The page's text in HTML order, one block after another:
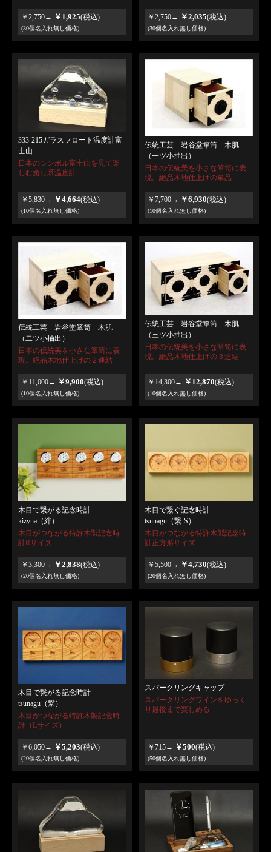
￥2,750→ ￥1,925(税込)
(30個名入れ無し価格)
￥2,750→ ￥2,035(税込)
(30個名入れ無し価格)
333-215ガラスフロート温度計富
士山
日本のシンボル富士山を見て楽
しむ癒し系温度計
￥5,830→ ￥4,664(税込)
(10個名入れ無し価格)
伝統工芸 岩谷堂箪笥 木肌
（一ツ小抽出）
日本の伝統美を小さな箪笥に表
現。絶品木地仕上げの単品
￥7,700→ ￥6,930(税込)
(10個名入れ無し価格)
伝統工芸 岩谷堂箪笥 木肌
（二ツ小抽出）
日本の伝統美を小さな箪笥に表
現。絶品木地仕上げの２連結
￥11,000→ ￥9,900(税込)
(10個名入れ無し価格)
伝統工芸 岩谷堂箪笥 木肌
（三ツ小抽出）
日本の伝統美を小さな箪笥に表
現。絶品木地仕上げの３連結
￥14,300→ ￥12,870(税込)
(10個名入れ無し価格)
木目で繋がる記念時計
kizyna（絆）
木目がつながる特許木製記念時
計Rサイズ
￥3,300→ ￥2,838(税込)
(20個名入れ無し価格)
木目で繋ぐ記念時計
tsunagu（繋-S）
木目がつながる特許木製記念時
計正方形サイズ
￥5,500→ ￥4,730(税込)
(20個名入れ無し価格)
木目で繋がる記念時計
tsunagu（繋）
木目がつながる特許木製記念時
計（Lサイズ）
￥6,050→ ￥5,203(税込)
(20個名入れ無し価格)
スパークリングキャップ
スパークリングワインをゆっく
り最後まで楽しめる
￥715→ ￥500(税込)
(50個名入れ無し価格)